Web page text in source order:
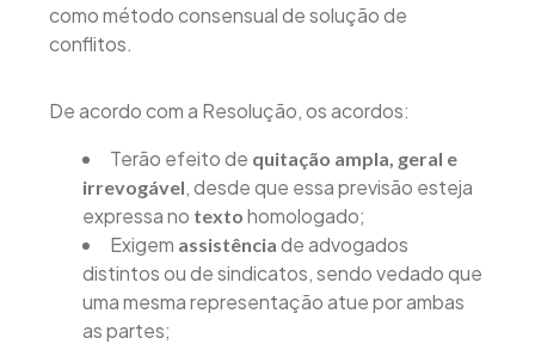
como método consensual de solução de
conflitos.
De acordo com a Resolução, os acordos:
Terão efeito de quitação ampla, geral e
irrevogável, desde que essa previsão esteja
expressa no texto homologado;
Exigem assistência de advogados
distintos ou de sindicatos, sendo vedado que
uma mesma representação atue por ambas
as partes;